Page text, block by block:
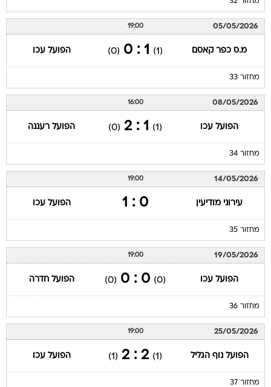
05/05/2026
19:00
מ.ס כפר קאסם (1)
1 : 0
(0) הפועל עכו
מחזור 33
08/05/2026
16:00
הפועל עכו (1)
1 : 2
(0) הפועל רעננה
מחזור 34
14/05/2026
19:00
עירוני מודיעין 0 : 1 הפועל עכו
מחזור 35
19/05/2026
19:00
הפועל עכו (0)
0 : 0
(0) הפועל חדרה
מחזור 36
25/05/2026
19:00
הפועל נוף הגליל (1)
2 : 2
(1) הפועל עכו
מחזור 37